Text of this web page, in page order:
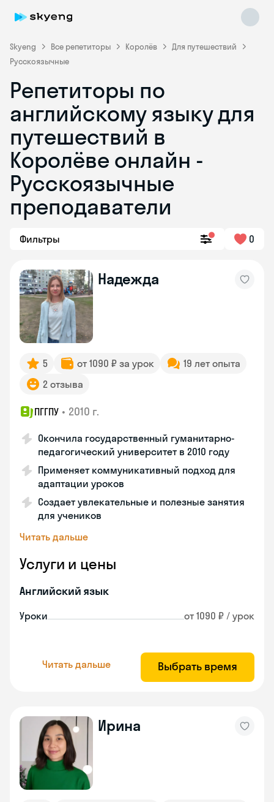
Skyeng Все репетиторы Королёв
Для путешествий
Русскоязычные
Репетиторы по
английскому языку для
путешествий в
Королёве онлайн -
Русскоязычные
преподаватели
Фильтры 0
Надежда
5 от 1090 ₽ за урок
19 лет опыта
2 отзыва
ПГГПУ • 2010 г.
Окончила государственный гуманитарно-
педагогический университет в 2010 году
Применяет коммуникативный подход для
адаптации уроков
Создает увлекательные и полезные занятия
для учеников
Читать дальше
Услуги и цены
Английский язык
Уроки от 1090 ₽ / урок
Читать дальше Выбрать время
Ирина
Skyeng Chat